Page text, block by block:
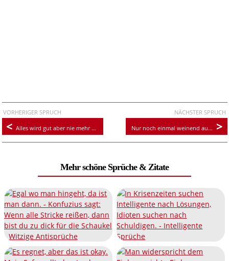
VORHERIGER SPRUCH
Alles wird gut aber nie mehr wie es war
NÄCHSTER SPRUCH
Nur noch einmal weinend aufwachen, dann ist Wochenende
Mehr schöne Sprüche & Zitate